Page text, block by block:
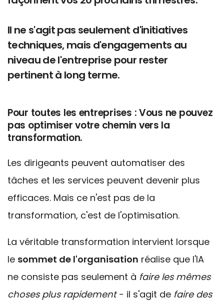
Il ne s'agit pas seulement d'initiatives
techniques, mais d'engagements au
niveau de l'entreprise pour rester
pertinent à long terme.
Pour toutes les entreprises : Vous ne pouvez
pas optimiser votre chemin vers la
transformation.
Les dirigeants peuvent automatiser des
tâches et les services peuvent devenir plus
efficaces. Mais ce n'est pas de la
transformation, c'est de l'optimisation.
La véritable transformation intervient lorsque
le sommet de l'organisation réalise que l'IA
ne consiste pas seulement à faire les mêmes
choses plus rapidement- il s'agit de faire des